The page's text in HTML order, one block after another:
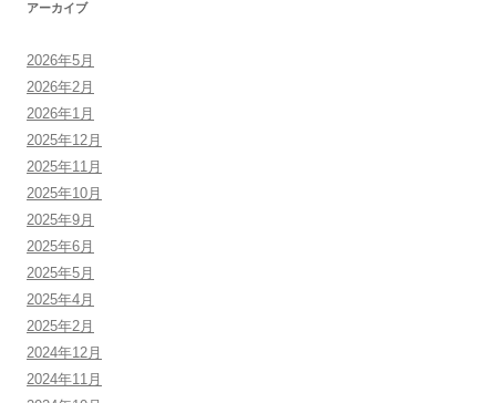
アーカイブ
2026年5月
2026年2月
2026年1月
2025年12月
2025年11月
2025年10月
2025年9月
2025年6月
2025年5月
2025年4月
2025年2月
2024年12月
2024年11月